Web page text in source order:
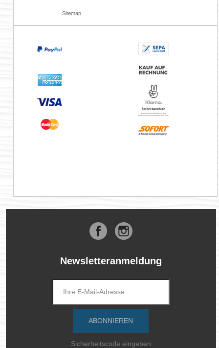
Sitemap
Facebook
Newsletteranmeldung
Sicherheitscode eingeben